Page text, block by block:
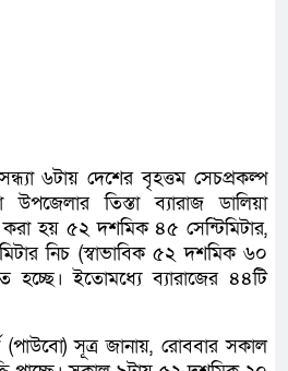
৬টায় দেশের বৃহত্তম সেচপ্রকল্প
উপজেলার তিস্তা ব্যারাজ ডালিয়া
করা হয় ৫২ দশমিক ৪৫ সেন্টিমিটার,
নিচ (স্বাভাবিক ৫২ দশমিক ৬০
হচ্ছে। ইতোমধ্যে ব্যারাজের ৪৪টি
(পাউবো) সূত্র জানায়, রোববার সকাল